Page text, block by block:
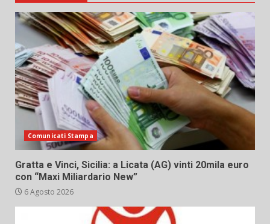
Comunicati Stampa
Gratta e Vinci, Sicilia: a Licata (AG) vinti 20mila euro
con “Maxi Miliardario New”
6 Agosto 2026